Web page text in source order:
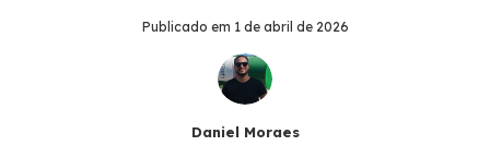
Publicado em 1 de abril de 2026
Daniel Moraes